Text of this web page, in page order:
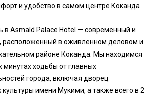
и удобство в самом центре Коканда
в Asmald Palace Hotel — современный и
расположенный в оживленном деловом и
районе Коканда. Мы находимся
минутах ходьбы от главных
города, включая дворец
культуры имени Мукими, а также всего в 2